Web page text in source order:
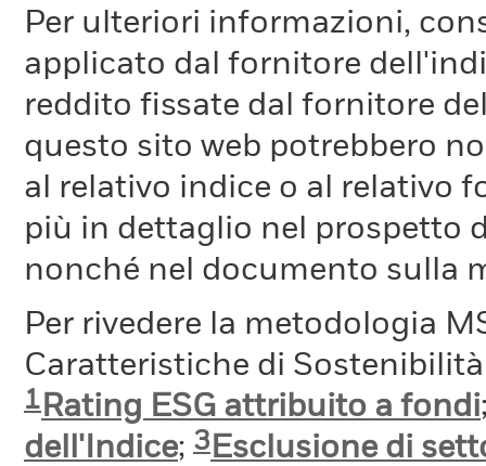
Per ulteriori informazioni,
applicato dal fornitore
reddito fissate dal fornitore
questo sito web potrebbero
al relativo indice o al relativo
più in dettaglio nel prospetto
nonché nel documento sulla
Per rivedere la metodologia
Caratteristiche di
1Rating ESG attribuito a fondi
dell'Indice; 3Esclusione di